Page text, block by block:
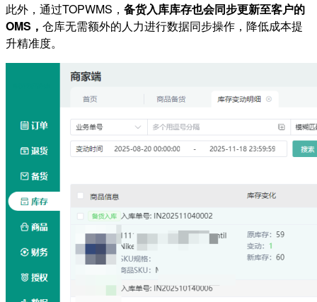
此外，通过TOPWMS， 备货入库库存也会同步更新至客户的
OMS， 仓库无需额外的人力进行数据同步操作，降低成本提
升精准度。